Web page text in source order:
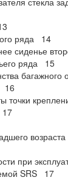
ряда 14
сиденье
ряда 15
16
точки
17
при
SRS 17